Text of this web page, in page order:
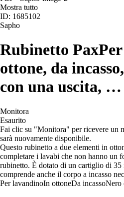
Mostra tutto
ID: 1685102
Sapho
Rubinetto Pax
ottone, da
con una uscita, …
Monitora
Esaurito
Fai clic su "Monitora" per ricevere un
sarà nuovamente disponibile.
Questo rubinetto a due elementi in
completare i lavabi che non hanno un
rubinetto. È dotato di un cartiglio di
comprende anche il corpo a incasso
Per lavandinoIn ottoneDa incassoNero